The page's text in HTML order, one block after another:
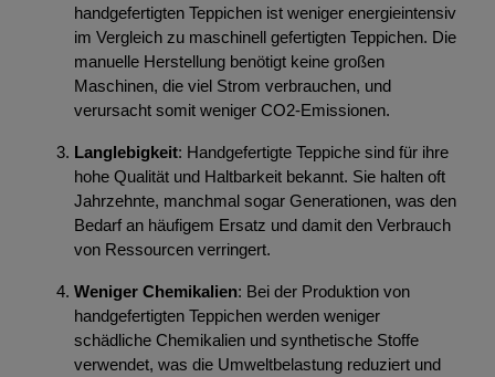
handgefertigten Teppichen ist weniger energieintensiv
im Vergleich zu maschinell gefertigten Teppichen. Die
manuelle Herstellung benötigt keine großen
Maschinen, die viel Strom verbrauchen, und
verursacht somit weniger CO2-Emissionen.
Langlebigkeit: Handgefertigte Teppiche sind für ihre
hohe Qualität und Haltbarkeit bekannt. Sie halten oft
Jahrzehnte, manchmal sogar Generationen, was den
Bedarf an häufigem Ersatz und damit den Verbrauch
von Ressourcen verringert.
Weniger Chemikalien: Bei der Produktion von
handgefertigten Teppichen werden weniger
schädliche Chemikalien und synthetische Stoffe
verwendet, was die Umweltbelastung reduziert und